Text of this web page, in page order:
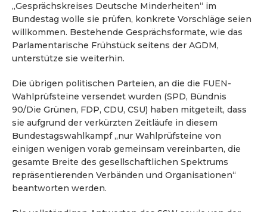
„Gesprächskreises Deutsche Minderheiten“ im
Bundestag wolle sie prüfen, konkrete Vorschläge seien
willkommen. Bestehende Gesprächsformate, wie das
Parlamentarische Frühstück seitens der AGDM,
unterstütze sie weiterhin.
Die übrigen politischen Parteien, an die die FUEN-
Wahlprüfsteine versendet wurden (SPD, Bündnis
90/Die Grünen, FDP, CDU, CSU) haben mitgeteilt, dass
sie aufgrund der verkürzten Zeitläufe in diesem
Bundestagswahlkampf „nur Wahlprüfsteine von
einigen wenigen vorab gemeinsam vereinbarten, die
gesamte Breite des gesellschaftlichen Spektrums
repräsentierenden Verbänden und Organisationen“
beantworten werden.